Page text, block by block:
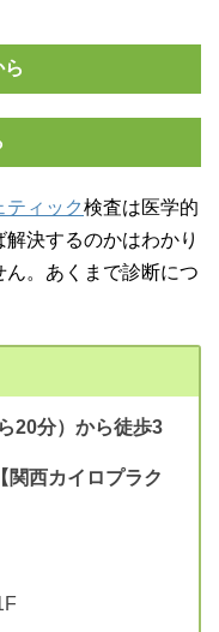
ティック検査は医学的
決するのかはわかり
ん。あくまで診断につ
20分）から徒歩3
関西カイロプラク